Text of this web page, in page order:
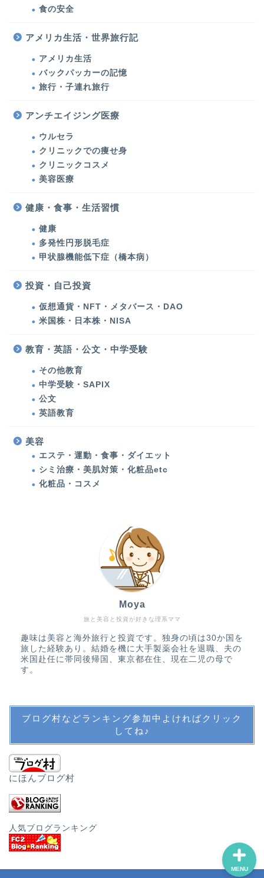
食の安全
アメリカ生活・世界旅行記
アメリカ生活
バックパッカーの記憶
旅行・子連れ旅行
アンチエイジング医療
ウルセラ
クリニックでの痩せ身
クリニックコスメ
美容医療
健康・食事・生活習慣
健康
多発性円形脱毛症
甲状腺機能低下症（橋本病）
投資・自己投資
仮想通貨・NFT・メタバース・DAO
米国株・日本株・NISA
教育・英語・公文・中学受験
その他教育
中学受験・SAPIX
公文
英語教育
美容
エステ・運動・食事・ダイエット
シミ治療・美肌対策・化粧品etc
化粧品・コスメ
旅と美容と投資が好きな理系ママ
Moya
趣味は美容と海外旅行と投資です。独身の頃は30か国を
旅した経験あり。結婚を機に大手製薬会社を退職、夫の
米国赴任に帯同後帰国、東京都在住、現在二児の母で
す。
ブログ村などランキング参加中よければクリック
してね♪
にほんブログ村
人気ブログランキング
MENU
甲状腺機能低下症（橋本
アメリカ生活
バックパッカーの記憶
教育・英語・公文・中学
受験
公文